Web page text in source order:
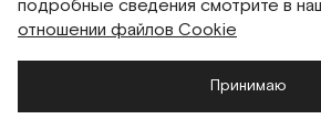
РусскийEnglish
подробные сведения смотрите в
отношении файлов Cookie
Принимаю